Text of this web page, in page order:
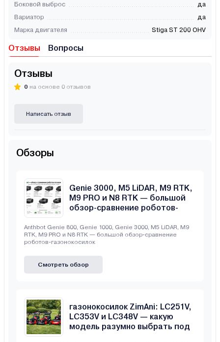
Боковой выброс
да
Вариатор
да
Марка двигателя
Stiga ST 200 OHV
Отзывы Вопросы
Отзывы
0 на основе 0 отзывов
Написать отзыв
Обзоры
Genie 3000, M5 LiDAR, M9 RTK,
M9 PRO и N8 RTK — большой
обзор-сравнение роботов-
Anthbot Genie 800, Genie 1000, Genie 3000, M5 LiDAR, M9
RTK, M9 PRO и N8 RTK — большой обзор-сравнение
роботов-газонокосилок
Смотреть обзор
газонокосилок ZimAni: LC251V,
LC353V и LC348V — какую
модель разумно выбрать под